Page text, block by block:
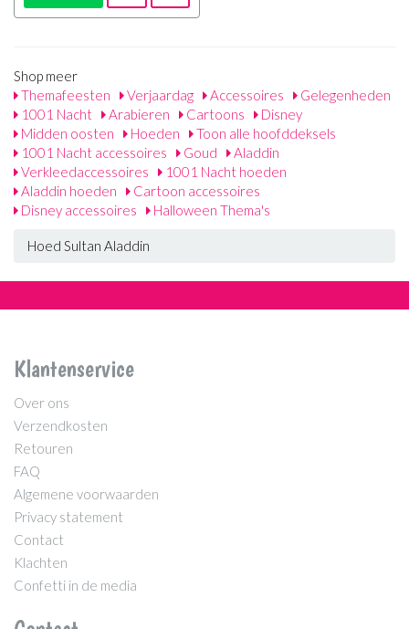
Shop meer
Themafeesten
Verjaardag Accessoires
Gelegenheden
1001 Nacht
Arabieren Cartoons
Disney
Midden oosten
Hoeden
Toon alle hoofddeksels
1001 Nacht accessoires
Goud
Aladdin
Verkleedaccessoires
1001 Nacht hoeden
Aladdin hoeden
Cartoon accessoires
Disney accessoires
Halloween Thema's
Hoed Sultan Aladdin
Klantenservice
Over ons
Verzendkosten
Retouren
FAQ
Algemene voorwaarden
Privacy statement
Contact
Klachten
Confetti in de media